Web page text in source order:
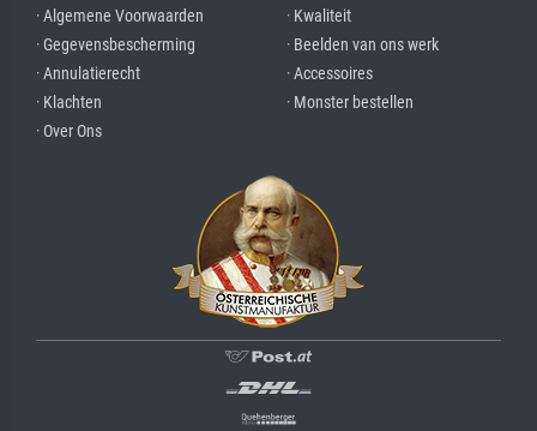
· Algemene Voorwaarden
· Gegevensbescherming
· Annulatierecht
· Klachten
· Over Ons
· Kwaliteit
· Beelden van ons werk
· Accessoires
· Monster bestellen